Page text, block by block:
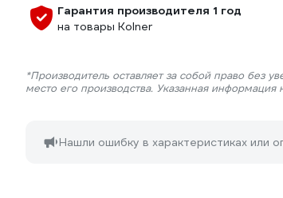
Гарантия производителя 1 год
на товары Kolner
*Производитель оставляет за собой право без
место его производства. Указанная информация
Нашли ошибку в характеристиках или